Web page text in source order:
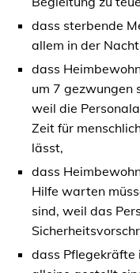
dass sterbende
allem in der
dass
um 7 gezwungen
weil die
Zeit für
lässt,
dass
Hilfe warten
sind, weil das
dass